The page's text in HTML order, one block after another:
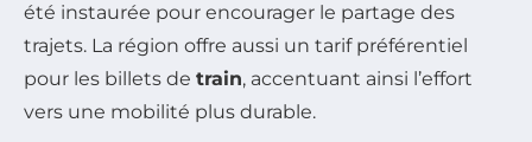
été instaurée pour encourager le partage des
trajets. La région offre aussi un tarif préférentiel
pour les billets de train, accentuant ainsi l’effort
vers une mobilité plus durable.